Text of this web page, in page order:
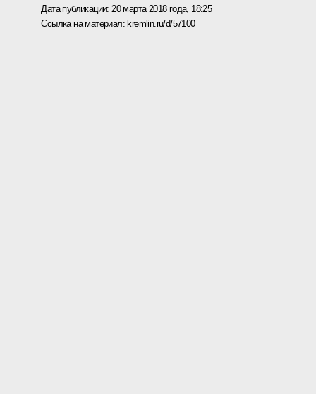
Дата публикации: 20 марта 2018 года, 18:25
Ссылка на материал: kremlin.ru/d/57100